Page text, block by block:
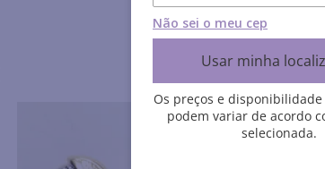
Não sei o meu cep
Usar minha
Os preços e
podem variar de acordo
selecionada.